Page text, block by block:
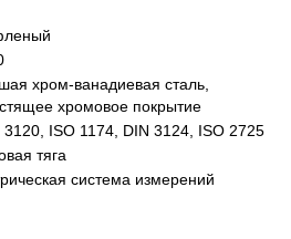
хром-ванадиевая сталь,
хромовое покрытие
3120, ISO 1174, DIN 3124, ISO 2725
тяга
система измерений